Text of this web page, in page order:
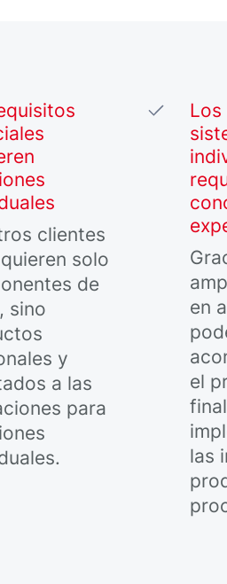
clientes
solo
de
sino
y
a las
para
Los
en
el
las